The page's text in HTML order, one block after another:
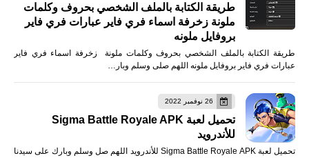
طريقة الكتابة بالملف الشخصي بحروف وكلمات
ملونة زخرفة اسماء فري فاير عبارات فري فاير
بروفايل ملونه
طريقة الكتابة بالملف الشخصي بحروف وكلمات ملونة زخرفة اسماء فري فاير
عبارات فري فاير بروفايل ملونه اللهم صلى وسلم وبار…
26 نوفمبر 2022
تحميل لعبة Sigma Battle Royale APK
للأندرويد
تحميل لعبة Sigma Battle Royale APK للأندرويد اللهم صل وسلم وبارك على سيدنا